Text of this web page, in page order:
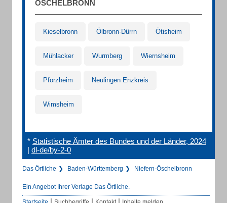
ÖSCHELBRONN
Kieselbronn Ölbronn-Dürrn Ötisheim
Mühlacker Wurmberg Wiernsheim
Pforzheim Neulingen Enzkreis
Wimsheim
* Statistische Ämter des Bundes und der Länder, 2024
| dl-de/by-2-0
Das Örtliche Baden-Württemberg Niefern-Öschelbronn
Ein Angebot Ihrer Verlage Das Örtliche.
| | |